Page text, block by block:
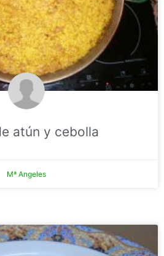
atún y cebolla
Mª Angeles